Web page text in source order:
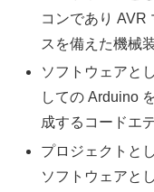
コンであり AVR
スを備えた機械
ソフトウェアと
しての Arduino
成するコードエ
プロジェクトと
ソフトウェアと